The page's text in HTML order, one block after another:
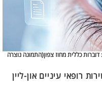
דוברות כללית מחוז צפון(התמונה נוצרה
רופאי עיניים און-ליין